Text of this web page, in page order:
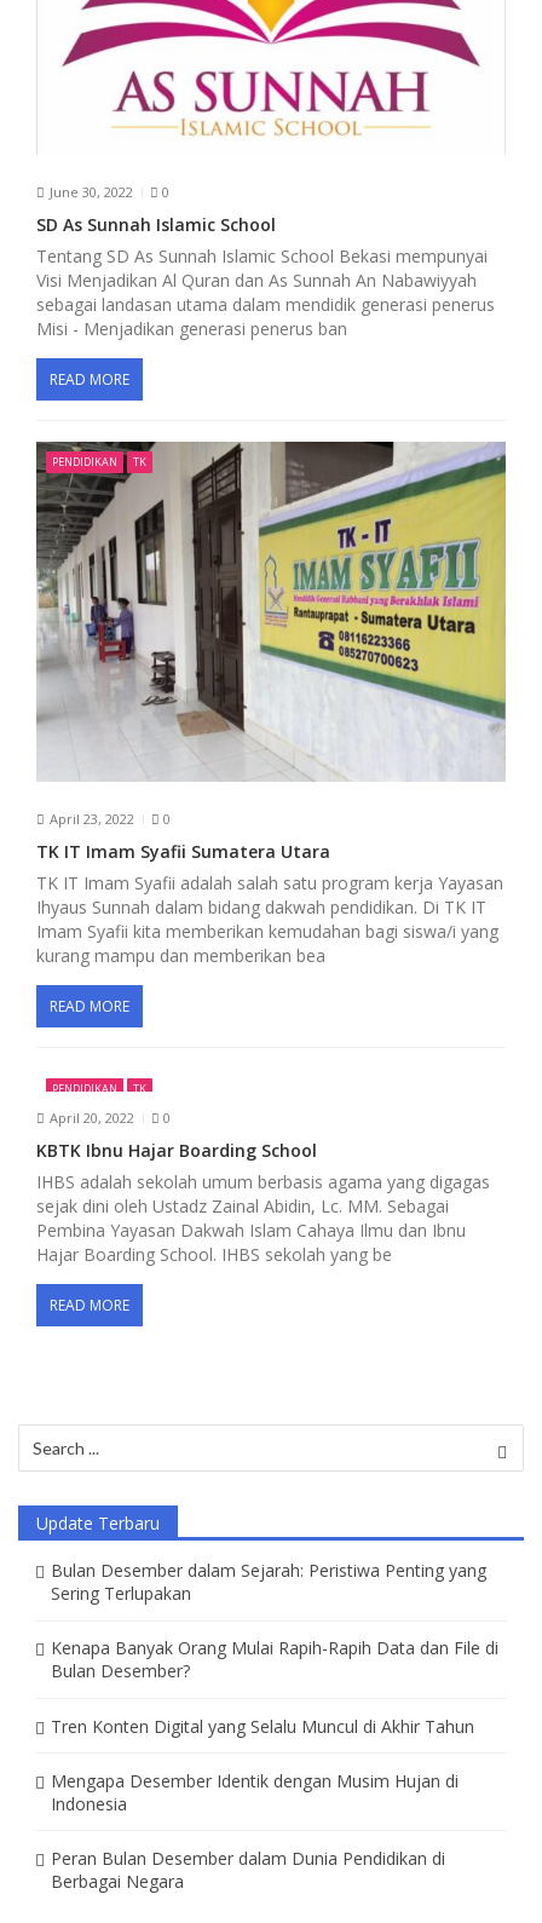
June 30, 2022 0
SD As Sunnah Islamic School
Tentang SD As Sunnah Islamic School Bekasi mempunyai
Visi Menjadikan Al Quran dan As Sunnah An Nabawiyyah
sebagai landasan utama dalam mendidik generasi penerus
Misi - Menjadikan generasi penerus ban
READ MORE
PENDIDIKAN TK
April 23, 2022 0
TK IT Imam Syafii Sumatera Utara
TK IT Imam Syafii adalah salah satu program kerja Yayasan
Ihyaus Sunnah dalam bidang dakwah pendidikan. Di TK IT
Imam Syafii kita memberikan kemudahan bagi siswa/i yang
kurang mampu dan memberikan bea
READ MORE
PENDIDIKAN TK
April 20, 2022 0
KBTK Ibnu Hajar Boarding School
IHBS adalah sekolah umum berbasis agama yang digagas
sejak dini oleh Ustadz Zainal Abidin, Lc. MM. Sebagai
Pembina Yayasan Dakwah Islam Cahaya Ilmu dan Ibnu
Hajar Boarding School. IHBS sekolah yang be
READ MORE
for:
Update Terbaru
Bulan Desember dalam Sejarah: Peristiwa Penting yang
Sering Terlupakan
Kenapa Banyak Orang Mulai Rapih-Rapih Data dan File di
Bulan Desember?
Tren Konten Digital yang Selalu Muncul di Akhir Tahun
Mengapa Desember Identik dengan Musim Hujan di
Indonesia
Peran Bulan Desember dalam Dunia Pendidikan di
Berbagai Negara